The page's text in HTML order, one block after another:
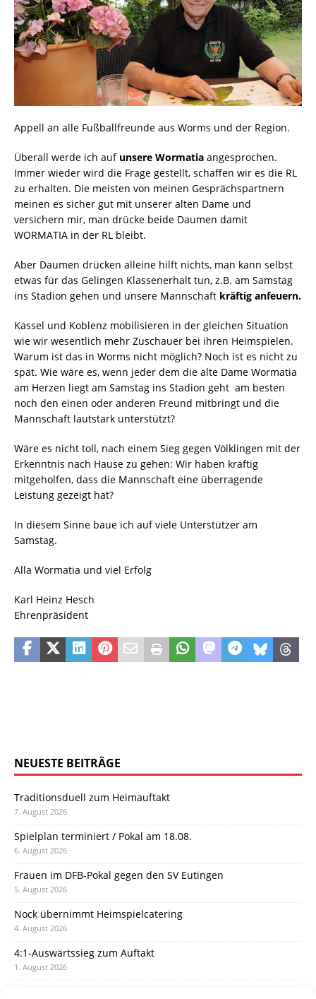
Appell an alle Fußballfreunde aus Worms und der Region.
Überall werde ich auf unsere Wormatia angesprochen.
Immer wieder wird die Frage gestellt, schaffen wir es die RL
zu erhalten. Die meisten von meinen Gesprächspartnern
meinen es sicher gut mit unserer alten Dame und
versichern mir, man drücke beide Daumen damit
WORMATIA in der RL bleibt.
Aber Daumen drücken alleine hilft nichts, man kann selbst
etwas für das Gelingen Klassenerhalt tun, z.B. am Samstag
ins Stadion gehen und unsere Mannschaft kräftig anfeuern.
Kassel und Koblenz mobilisieren in der gleichen Situation
wie wir wesentlich mehr Zuschauer bei ihren Heimspielen.
Warum ist das in Worms nicht möglich? Noch ist es nicht zu
spät. Wie wäre es, wenn jeder dem die alte Dame Wormatia
am Herzen liegt am Samstag ins Stadion geht  am besten
noch den einen oder anderen Freund mitbringt und die
Mannschaft lautstark unterstützt?
Wäre es nicht toll, nach einem Sieg gegen Völklingen mit der
Erkenntnis nach Hause zu gehen: Wir haben kräftig
mitgeholfen, dass die Mannschaft eine überragende
Leistung gezeigt hat?
In diesem Sinne baue ich auf viele Unterstützer am
Samstag.
Alla Wormatia und viel Erfolg
Karl Heinz Hesch
Ehrenpräsident
NEUESTE BEITRÄGE
Traditionsduell zum Heimauftakt
7. August 2026
Spielplan terminiert / Pokal am 18.08.
6. August 2026
Frauen im DFB-Pokal gegen den SV Eutingen
5. August 2026
Nock übernimmt Heimspielcatering
4. August 2026
4:1-Auswärtssieg zum Auftakt
1. August 2026